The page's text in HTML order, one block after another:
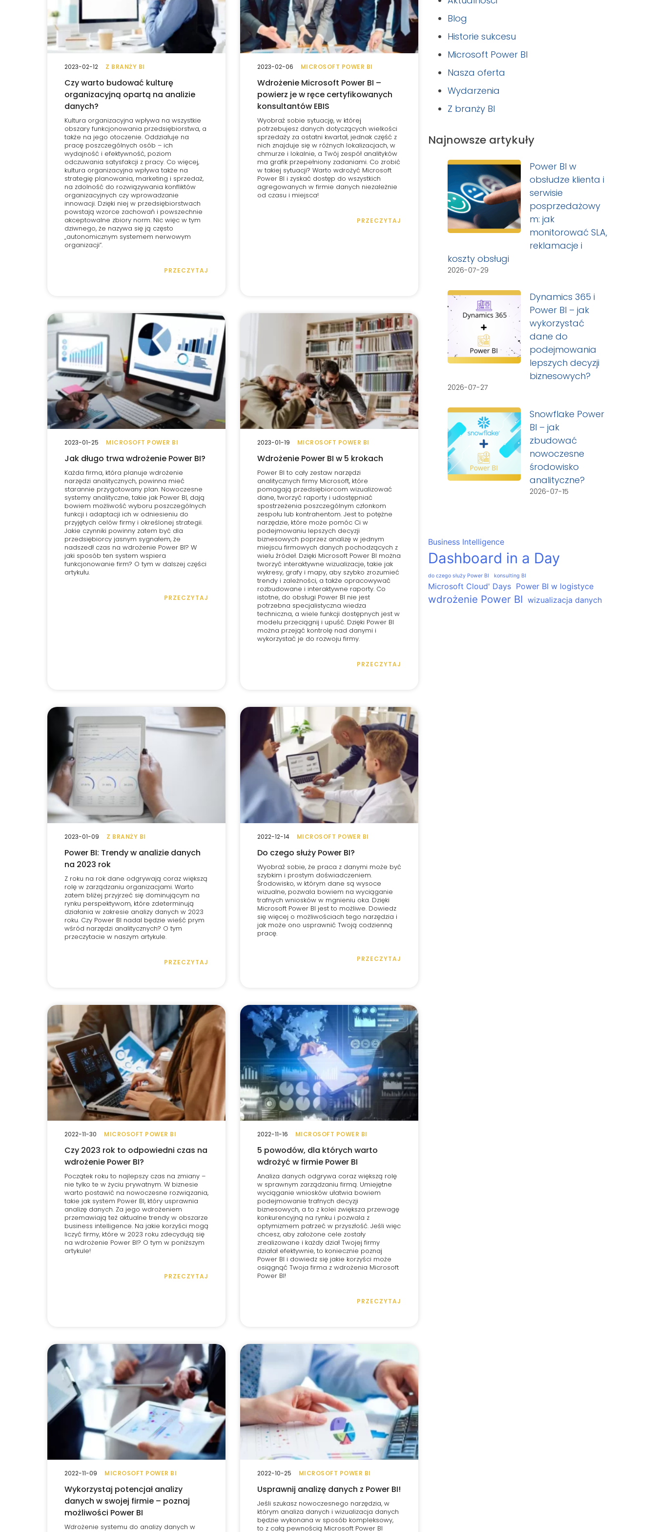
Z BRANŻY BI
Czy warto budować kulturę
organizacyjną opartą na analizie
danych?
Kultura organizacyjna wpływa na wszystkie
obszary funkcjonowania przedsiębiorstwa, a
także na jego otoczenie. Oddziałuje na
pracę poszczególnych osób – ich
wydajność i efektywność, poziom
odczuwania satysfakcji z pracy. Co więcej,
kultura organizacyjna wpływa także na
strategię planowania, marketing i sprzedaż,
na zdolność do rozwiązywania konfliktów
organizacyjnych czy wprowadzanie
innowacji. Dzięki niej w przedsiębiorstwach
powstają wzorce zachowań i powszechnie
akceptowalne zbiory norm. Nic więc w tym
dziwnego, że nazywa się ją często
„autonomicznym systemem nerwowym
organizacji”.
PRZECZYTAJ
2023-02-12 MICROSOFT POWER BI
Wdrożenie Microsoft Power BI –
powierz je w ręce certyfikowanych
konsultantów EBIS
Wyobraź sobie sytuację, w której
potrzebujesz danych dotyczących wielkości
sprzedaży za ostatni kwartał, jednak część z
nich znajduje się w różnych lokalizacjach, w
chmurze i lokalnie, a Twój zespół analityków
ma grafik przepełniony zadaniami. Co zrobić
w takiej sytuacji? Warto wdrożyć Microsoft
Power BI i zyskać dostęp do wszystkich
agregowanych w firmie danych niezależnie
od czasu i miejsca!
PRZECZYTAJ
2023-02-06
MICROSOFT POWER BI
Jak długo trwa wdrożenie Power BI?
Każda firma, która planuje wdrożenie
narzędzi analitycznych, powinna mieć
starannie przygotowany plan. Nowoczesne
systemy analityczne, takie jak Power BI, dają
bowiem możliwość wyboru poszczególnych
funkcji i adaptacji ich w odniesieniu do
przyjętych celów firmy i określonej strategii.
Jakie czynniki powinny zatem być dla
przedsiębiorcy jasnym sygnałem, że
nadszedł czas na wdrożenie Power BI? W
jaki sposób ten system wspiera
funkcjonowanie firm? O tym w dalszej części
artykułu.
PRZECZYTAJ
2023-01-25 MICROSOFT POWER BI
Wdrożenie Power BI w 5 krokach
Power BI to cały zestaw narzędzi
analitycznych firmy Microsoft, które
pomagają przedsiębiorcom wizualizować
dane, tworzyć raporty i udostępniać
spostrzeżenia poszczególnym członkom
zespołu lub kontrahentom. Jest to potężne
narzędzie, które może pomóc Ci w
podejmowaniu lepszych decyzji
biznesowych poprzez analizę w jednym
miejscu firmowych danych pochodzących z
wielu źródeł. Dzięki Microsoft Power BI można
tworzyć interaktywne wizualizacje, takie jak
wykresy, grafy i mapy, aby szybko zrozumieć
trendy i zależności, a także opracowywać
rozbudowane i interaktywne raporty. Co
istotne, do obsługi Power BI nie jest
potrzebna specjalistyczna wiedza
techniczna, a wiele funkcji dostępnych jest w
modelu przeciągnij i upuść. Dzięki Power BI
można przejąć kontrolę nad danymi i
wykorzystać je do rozwoju firmy.
PRZECZYTAJ
2023-01-19
Z BRANŻY BI
Power BI: Trendy w analizie danych
na 2023 rok
Z roku na rok dane odgrywają coraz większą
rolę w zarządzaniu organizacjami. Warto
zatem bliżej przyjrzeć się dominującym na
rynku perspektywom, które zdeterminują
działania w zakresie analizy danych w 2023
roku. Czy Power BI nadal będzie wieść prym
wśród narzędzi analitycznych? O tym
przeczytacie w naszym artykule.
PRZECZYTAJ
2023-01-09 MICROSOFT POWER BI
Do czego służy Power BI?
Wyobraź sobie, że praca z danymi może być
szybkim i prostym doświadczeniem.
Środowisko, w którym dane są wysoce
wizualne, pozwala bowiem na wyciąganie
trafnych wniosków w mgnieniu oka. Dzięki
Microsoft Power BI jest to możliwe. Dowiedz
się więcej o możliwościach tego narzędzia i
jak może ono usprawnić Twoją codzienną
pracę.
PRZECZYTAJ
2022-12-14
MICROSOFT POWER BI
Czy 2023 rok to odpowiedni czas na
wdrożenie Power BI?
Początek roku to najlepszy czas na zmiany –
nie tylko te w życiu prywatnym. W biznesie
warto postawić na nowoczesne rozwiązania,
takie jak system Power BI, który usprawnia
analizę danych. Za jego wdrożeniem
przemawiają też aktualne trendy w obszarze
business intelligence. Na jakie korzyści mogą
liczyć firmy, które w 2023 roku zdecydują się
na wdrożenie Power BI? O tym w poniższym
artykule!
PRZECZYTAJ
2022-11-30 MICROSOFT POWER BI
5 powodów, dla których warto
wdrożyć w firmie Power BI
Analiza danych odgrywa coraz większą rolę
w sprawnym zarządzaniu firmą. Umiejętne
wyciąganie wniosków ułatwia bowiem
podejmowanie trafnych decyzji
biznesowych, a to z kolei zwiększa przewagę
konkurencyjną na rynku i pozwala z
optymizmem patrzeć w przyszłość. Jeśli więc
chcesz, aby założone cele zostały
zrealizowane i każdy dział Twojej firmy
działał efektywnie, to koniecznie poznaj
Power BI i dowiedz się jakie korzyści może
osiągnąć Twoja firma z wdrożenia Microsoft
Power BI!
PRZECZYTAJ
2022-11-16
MICROSOFT POWER BI
Wykorzystaj potencjał analizy
danych w swojej firmie – poznaj
możliwości Power BI
Wdrożenie systemu do analizy danych w
2022-11-09 MICROSOFT POWER BI
Usprawnij analizę danych z Power BI!
Jeśli szukasz nowoczesnego narzędzia, w
którym analiza danych i wizualizacja danych
będzie wykonana w sposób kompleksowy,
to z całą pewnością Microsoft Power BI
2022-10-25
Blog
Historie sukcesu
Microsoft Power BI
Nasza oferta
Wydarzenia
Z branży BI
Najnowsze artykuły
Power BI w
obsłudze klienta i
serwisie
posprzedażowy
m: jak
monitorować SLA,
reklamacje i
koszty obsługi
2026-07-29
Dynamics 365 i
Power BI – jak
wykorzystać
dane do
podejmowania
lepszych decyzji
biznesowych?
2026-07-27
Snowflake Power
BI – jak
zbudować
nowoczesne
środowisko
analityczne?
2026-07-15
Business Intelligence
Dashboard in a Day
do czego służy Power BI konsulting BI
Microsoft Cloud' Days Power BI w logistyce
wdrożenie Power BI wizualizacja danych